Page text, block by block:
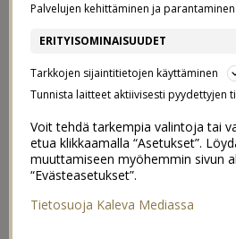
VIIKONLOPUN
Palvelujen kehittäminen ja parantaminen
ERITYISOMINAISUUDET
Tarkkojen sijaintitietojen käyttäminen
Tunnista laitteet aktiivisesti pyydettyjen
Voit tehdä tarkempia valintoja tai
etua klikkaamalla “Asetukset”.
muuttamiseen myöhemmin sivun
“Evästeasetukset”.
Tietosuoja Kaleva Mediassa